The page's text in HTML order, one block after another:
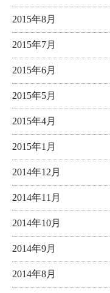
2015年8月
2015年7月
2015年6月
2015年5月
2015年4月
2015年1月
2014年12月
2014年11月
2014年10月
2014年9月
2014年8月